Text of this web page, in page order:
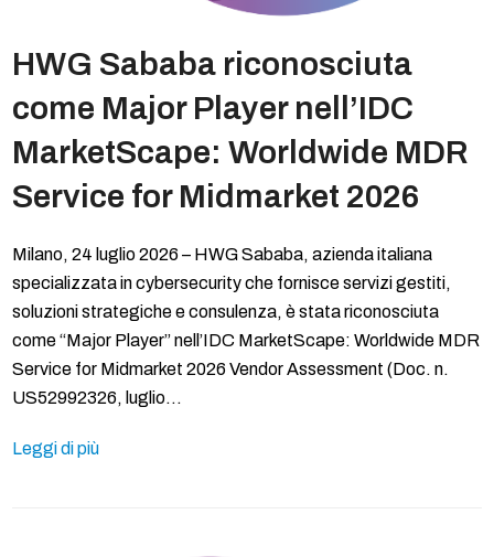
HWG Sababa riconosciuta
come Major Player nell’IDC
MarketScape: Worldwide MDR
Service for Midmarket 2026
Milano, 24 luglio 2026 – HWG Sababa, azienda italiana
specializzata in cybersecurity che fornisce servizi gestiti,
soluzioni strategiche e consulenza, è stata riconosciuta
come “Major Player” nell’IDC MarketScape: Worldwide MDR
Service for Midmarket 2026 Vendor Assessment (Doc. n.
US52992326, luglio…
Leggi di più